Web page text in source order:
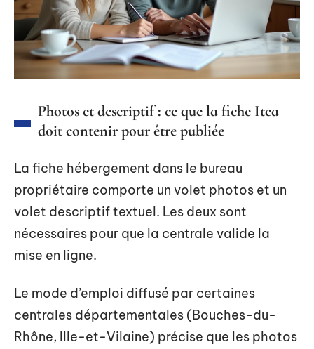
Photos et descriptif : ce que la fiche Itea
doit contenir pour être publiée
La fiche hébergement dans le bureau
propriétaire comporte un volet photos et un
volet descriptif textuel. Les deux sont
nécessaires pour que la centrale valide la
mise en ligne.
Le mode d’emploi diffusé par certaines
centrales départementales (Bouches-du-
Rhône, Ille-et-Vilaine) précise que les photos